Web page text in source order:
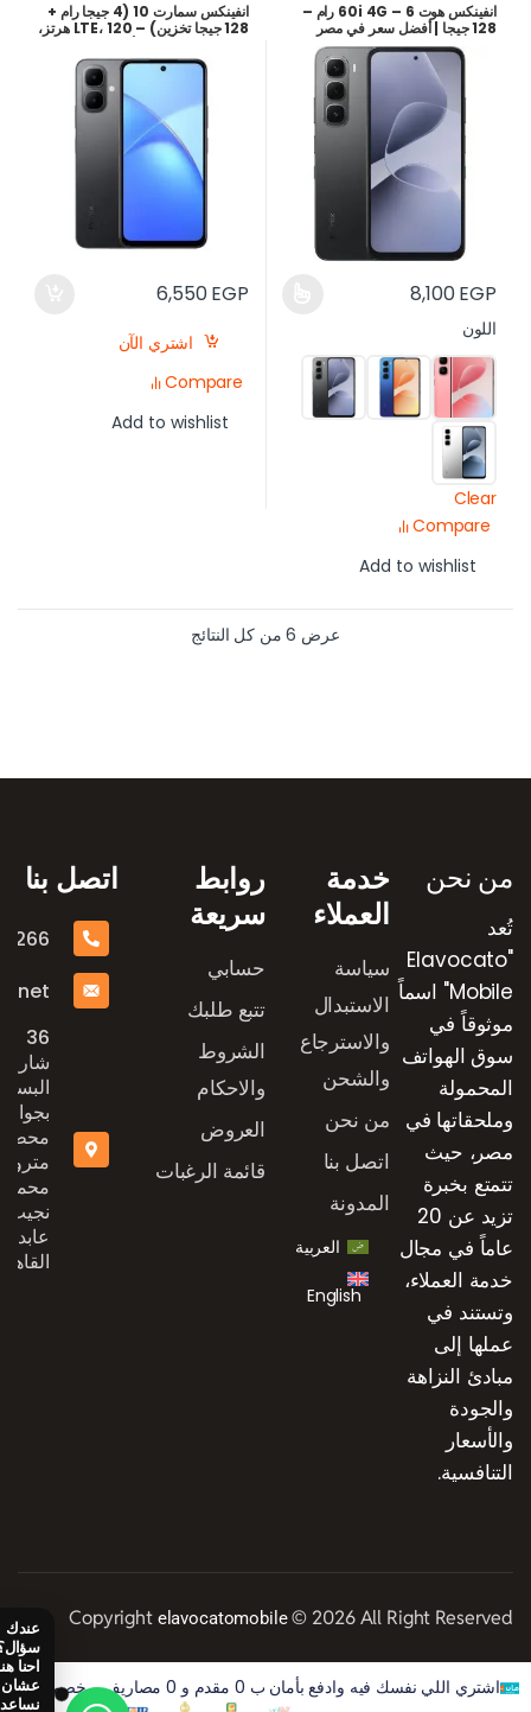
انفينكس هوت 60i 4G – 6 رام –
128 جيجا | أفضل سعر في مصر
8,100EGP
اللون
Clear
Compare
Add to wishlist
انفينكس سمارت 10 (4 جيجا رام +
128 جيجا تخزين) – LTE، 120 هرتز،
6,550EGP
اشتري الآن
Compare
Add to wishlist
عرض ⁦6⁩ من كل النتائج
من نحن
تُعد
"Elavocato
Mobile" اسماً
موثوقاً في
سوق الهواتف
المحمولة
وملحقاتها في
مصر، حيث
تتمتع بخبرة
تزيد عن 20
عاماً في مجال
خدمة العملاء،
وتستند في
عملها إلى
مبادئ النزاهة
والجودة
والأسعار
التنافسية.
خدمة
العملاء
سياسة
الاستبدال
والاسترجاع
والشحن
من نحن
اتصل بنا
المدونة
العربية
English
روابط
سريعة
حسابي
تتبع طلبك
الشروط
والاحكام
العروض
قائمة الرغبات
اتصل بنا
36
شارع
بجوار
محطة
مترو
محمد
نجيب،
Copyright elavocatomobile© 2026 All Right Reserved
اشتري اللي نفسك فيه وادفع بأمان ب 0 مقدم و 0 مصاريف و خصم 50% على الفوايد